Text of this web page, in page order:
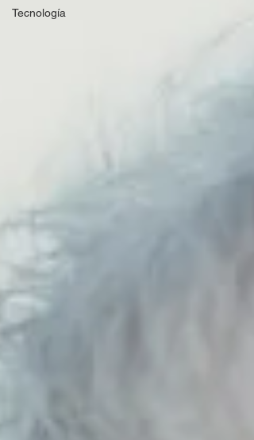
Tecnología